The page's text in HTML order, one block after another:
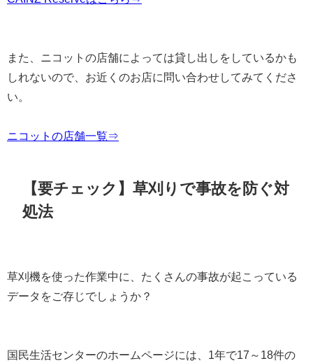
また、ニコットの店舗によっては貸し出しをしているかも
しれないので、お近くのお店に問い合わせしてみてくださ
い。
ニコットの店舗一覧⇒
【要チェック】草刈りで事故を防ぐ対
処法
草刈機を使った作業中に、たくさんの事故が起こっている
データをご存じでしょうか？
国民生活センターのホームページには、1年で17～18件の